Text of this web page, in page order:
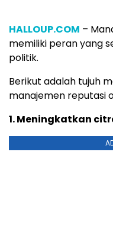
HALLOUP.COM –
memiliki peran yang
politik.
Berikut adalah tujuh
manajemen reputasi
1. Meningkatkan